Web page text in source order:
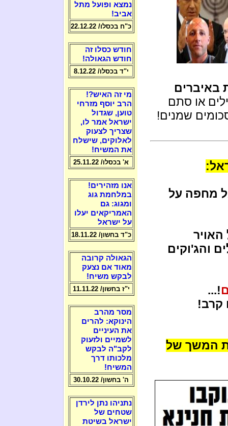
באיברים
או סתם
שמנים!
מחפה על
והג'וקים
!...
קרב!
המשך של
נמצא ופועל מתל
אביב!
כ"ח בכסלו/ 22.12.22
חודש כסלו זה
חודש הגאולה!
י"ד בכסלו/ 8.12.22
מי זה האיש?!
הרב יוסף מזרחי
טוען, שגדול
ישראל אמר לו,
שצריך לצעוק
לאלוקים, שישלח
את המשיח!
א' בכסלו/ 25.11.22
אנו מזהירים!
במלחמת גוג
ומגוג: גם
האמריקאים יעלו
על ישראל
כ"ד בחשון/ 18.11.22
הגאולה קרובה
מאוד אם נצעק
לבקש משיח!
י"ז בחשון/ 11.11.22
מסר מהרב
הינוקא: להרים
את העיניים
לשמיים ולזעוק
לקב"ה לבקש
מלכותו דרך
המשיח!
ה' בחשון/ 30.10.22
נתניהו נתן לירדן
שטחים של
ישראל בשיטת